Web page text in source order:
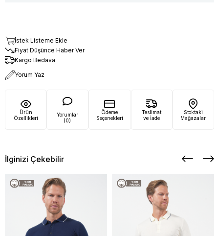
İstek Listeme Ekle
Fiyat Düşünce Haber Ver
Kargo Bedava
Yorum Yaz
Ürün
Özellikleri
Yorumlar
(0)
Ödeme
Seçenekleri
Teslimat
ve İade
Stoktaki
Mağazalar
İlginizi Çekebilir